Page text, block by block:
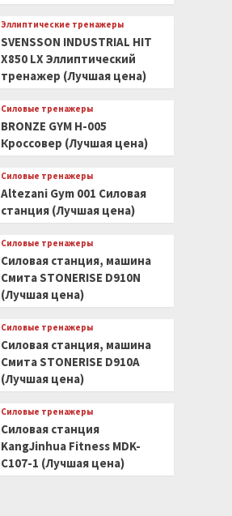
Эллиптические тренажеры
SVENSSON INDUSTRIAL HIT
X850 LX Эллиптический
тренажер (Лучшая цена)
Силовые тренажеры
BRONZE GYM H-005
Кроссовер (Лучшая цена)
Силовые тренажеры
Altezani Gym 001 Силовая
станция (Лучшая цена)
Силовые тренажеры
Силовая станция, машина
Смита STONERISE D910N
(Лучшая цена)
Силовые тренажеры
Силовая станция, машина
Смита STONERISE D910A
(Лучшая цена)
Силовые тренажеры
Силовая станция
KangJinhua Fitness MDK-
C107-1 (Лучшая цена)